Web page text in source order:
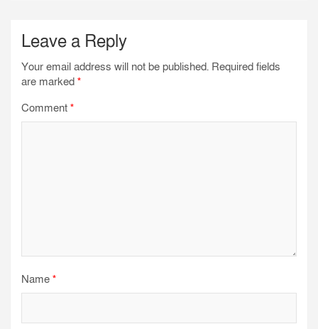
Leave a Reply
Your email address will not be published. Required fields
are marked *
Comment *
Name *